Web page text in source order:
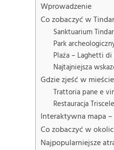
Wprowadzenie
Co zobaczyć w
Sanktuarium
Park
Plaża – Laghetti
Najtajniejsza
Gdzie zjeść w
Trattoria pane e
Restauracja Triscele
Interaktywna mapa
Co zobaczyć w
Najpopularniejsze